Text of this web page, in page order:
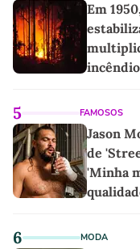
Em
5 FAMOSOS
Jason
de
'Minha
6 MODA